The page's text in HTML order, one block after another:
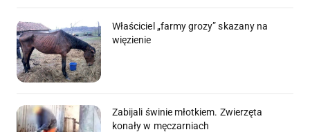
Właściciel „farmy grozy” skazany na
więzienie
Zabijali świnie młotkiem. Zwierzęta
konały w męczarniach